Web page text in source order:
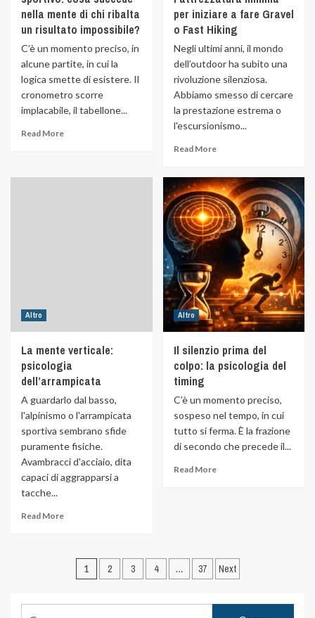
nella mente di chi ribalta
un risultato impossibile?
C’è un momento preciso, in
alcune partite, in cui la
logica smette di esistere. Il
cronometro scorre
implacabile, il tabellone...
Read More
per iniziare a fare Gravel
o Fast Hiking
Negli ultimi anni, il mondo
dell’outdoor ha subito una
rivoluzione silenziosa.
Abbiamo smesso di cercare
la prestazione estrema o
l'escursionismo...
Read More
Altro
La mente verticale:
psicologia
dell’arrampicata
A guardarlo dal basso,
l'alpinismo o l'arrampicata
sportiva sembrano sfide
puramente fisiche.
Avambracci d'acciaio, dita
capaci di aggrapparsi a
tacche...
Read More
Altro
Il silenzio prima del
colpo: la psicologia del
timing
C’è un momento preciso,
sospeso nel tempo, in cui
tutto si ferma. È la frazione
di secondo che precede il...
Read More
1 2 3 4 … 37 Next